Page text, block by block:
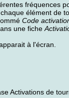
fréquences
élément de
Code
une fiche
à l'écran.
Activations de